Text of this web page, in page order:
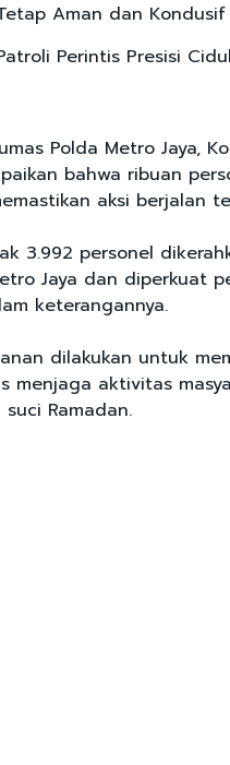
Aman dan Kondusif
Perintis Presisi
Polda Metro Jaya,
bahwa ribuan
aksi berjalan
3.992 personel
Jaya dan diperkuat
keterangannya.
dilakukan untuk
menjaga aktivitas
Ramadan.